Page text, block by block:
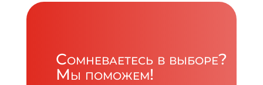
Сомневаетесь в выборе?
Мы поможем!